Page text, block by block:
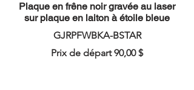
Plaque en frêne noir gravée au laser
sur plaque en laiton à étoile bleue
GJRPFWBKA-BSTAR
Prix de départ 90,00 $